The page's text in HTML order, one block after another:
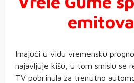
Imajući u vidu vremensku
najavljuje kišu, u tom smislu se
TV pobrinula za trenutno